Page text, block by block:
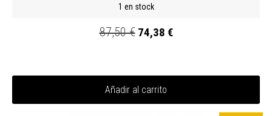
1 en stock
87,50 € 74,38 €
Añadir al carrito